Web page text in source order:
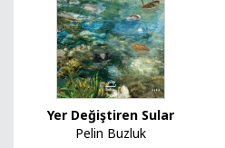
Yer Değiştiren Sular
Pelin Buzluk